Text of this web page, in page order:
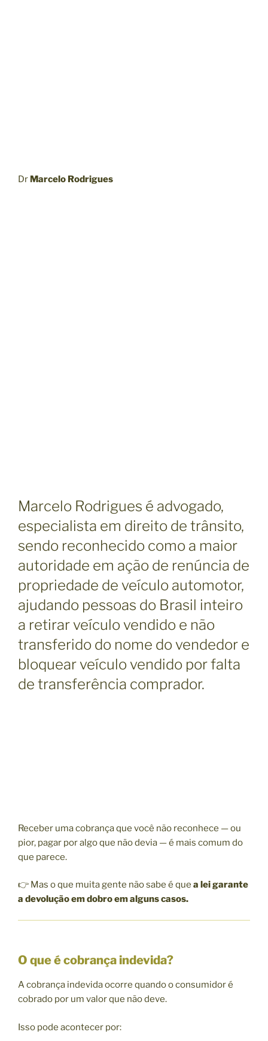
Dr Marcelo Rodrigues
Marcelo Rodrigues é advogado,
especialista em direito de trânsito,
sendo reconhecido como a maior
autoridade em ação de renúncia de
propriedade de veículo automotor,
ajudando pessoas do Brasil inteiro
a retirar veículo vendido e não
transferido do nome do vendedor e
bloquear veículo vendido por falta
de transferência comprador.
Receber uma cobrança que você não reconhece — ou
pior, pagar por algo que não devia — é mais comum do
que parece.
👉 Mas o que muita gente não sabe é que a lei garante
a devolução em dobro em alguns casos.
O que é cobrança indevida?
A cobrança indevida ocorre quando o consumidor é
cobrado por um valor que não deve.
Isso pode acontecer por: